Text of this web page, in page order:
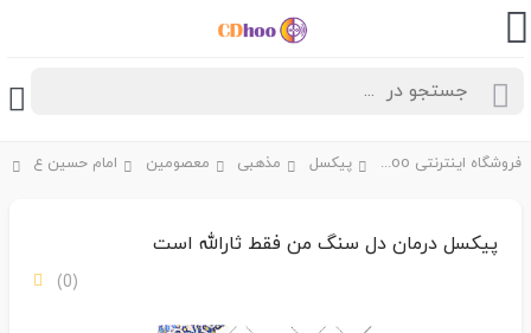
فروشگاه اینترنتی CDhoo پیکسل مذهبی معصومین امام حسین ع
پیکسل درمان دل سنگ من فقط ثارالله است
(0)